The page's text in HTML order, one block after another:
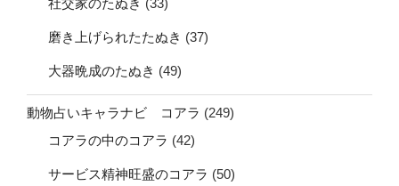
社交家のたぬき (33)
磨き上げられたたぬき (37)
大器晩成のたぬき (49)
動物占いキャラナビ コアラ (249)
コアラの中のコアラ (42)
サービス精神旺盛のコアラ (50)